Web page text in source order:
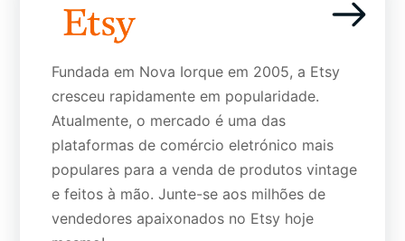
Fundada em Nova Iorque em 2005, a Etsy
cresceu rapidamente em popularidade.
Atualmente, o mercado é uma das
plataformas de comércio eletrónico mais
populares para a venda de produtos vintage
e feitos à mão. Junte-se aos milhões de
vendedores apaixonados no Etsy hoje